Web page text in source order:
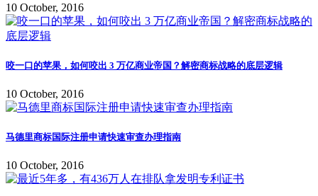
10 October, 2016
咬一口的苹果，如何咬出 3 万亿商业帝国？解密商标战略的底层逻辑
10 October, 2016
马德里商标国际注册申请快速审查办理指南
10 October, 2016